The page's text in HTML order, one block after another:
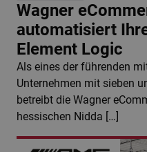
Wagner
automatisiert
Element Logic
Als eines der führenden
Unternehmen mit sieben
betreibt die Wagner
hessischen Nidda […]